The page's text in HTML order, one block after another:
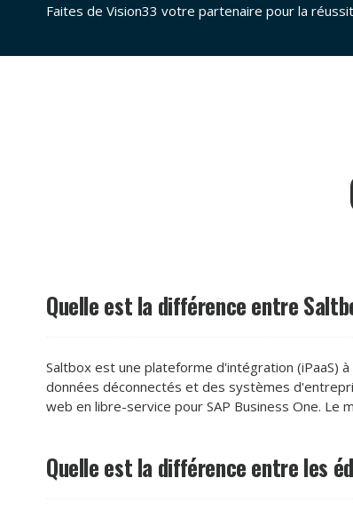
Faites de Vision33 votre partenaire pour la
Quelle est la différence entre
Saltbox est une plateforme d'intégration (iPaaS)
données déconnectés et des systèmes
web en libre-service pour SAP Business One.
Quelle est la différence entre les